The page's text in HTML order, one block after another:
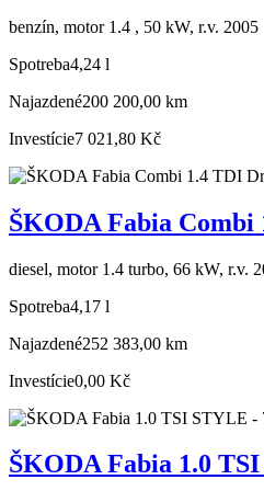
benzín, motor 1.4 , 50 kW, r.v. 2005
Spotreba4,24 l
Najazdené200 200,00 km
Investície7 021,80 Kč
ŠKODA Fabia Combi
diesel, motor 1.4 turbo, 66 kW, r.v.
Spotreba4,17 l
Najazdené252 383,00 km
Investície0,00 Kč
ŠKODA Fabia 1.0